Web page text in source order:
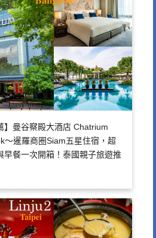
】曼谷察殿大酒店 Chatrium
～暹羅商圈Siam五星住宿，超
早餐一次開箱！泰國親子旅遊推